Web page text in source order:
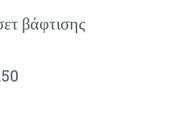
βάφτισης